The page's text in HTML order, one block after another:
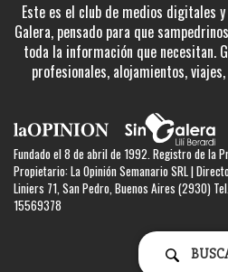
Este es el club de medios digitales
Galera, pensado para que
toda la información que necesitan.
profesionales, alojamientos,
Fundado el 8 de abril de 1992. Registro de la
Propietario: La Opinión Semanario SRL |
Liniers 71, San Pedro, Buenos Aires (2930)
15569378